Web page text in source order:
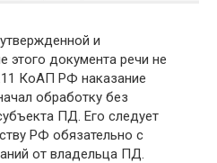
и
этого документа речи не
КоАП РФ наказание
обработку без
ПД. Его следует
РФ обязательно с
от владельца ПД.